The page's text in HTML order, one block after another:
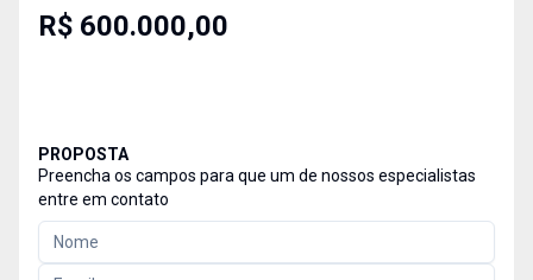
R$ 600.000,00
PROPOSTA
Preencha os campos para que um de nossos especialistas
entre em contato